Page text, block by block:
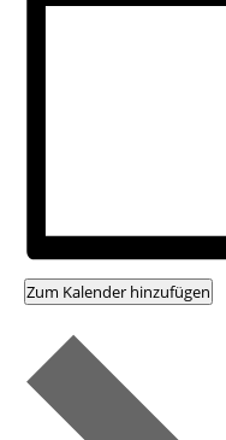
Zum Kalender hinzufügen